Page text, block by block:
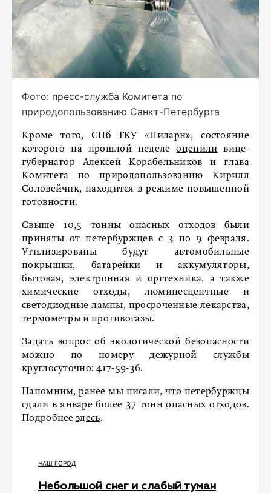
Фото: пресс-служба Комитета по
природопользованию Санкт-Петербурга
Кроме того, СПб ГКУ «Пиларн», состояние
которого на прошлой неделеоценили вице-
губернатор Алексей Корабельников и глава
Комитета по природопользованию Кирилл
Соловейчик, находится в режиме повышенной
готовности.
Свыше 10,5 тонны опасных отходов были
приняты от петербуржцев с 3 по 9 февраля.
Утилизированы будут автомобильные
покрышки, батарейки и аккумуляторы,
бытовая, электронная и оргтехника, а также
химические отходы, люминесцентные и
светодиодные лампы, просроченные лекарства,
термометры и противогазы.
Задать вопрос об экологической безопасности
можно по номеру дежурной службы
круглосуточно: 417-59-36.
Напомним, ранее мы писали, что петербуржцы
сдали в январе более 37 тонн опасных отходов.
Подробнеездесь.
НАШ ГОРОД
Небольшой снег и слабый туман